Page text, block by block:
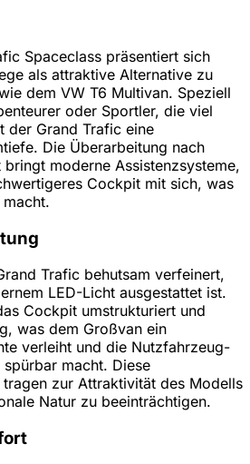
Spaceclass präsentiert sich
als attraktive Alternative zu
dem VW T6 Multivan. Speziell
oder Sportler, die viel
der Grand Trafic eine
Die Überarbeitung nach
bringt moderne Assistenzsysteme,
Cockpit mit sich, was
Trafic behutsam verfeinert,
LED-Licht ausgestattet ist.
Cockpit umstrukturiert und
was dem Großvan ein
verleiht und die Nutzfahrzeug-
macht. Diese
zur Attraktivität des Modells
Natur zu beeinträchtigen.